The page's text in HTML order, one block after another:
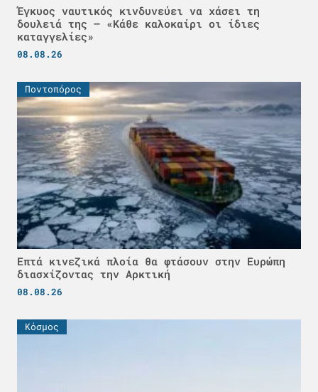
Έγκυος ναυτικός κινδυνεύει να χάσει τη
δουλειά της – «Κάθε καλοκαίρι οι ίδιες
καταγγελίες»
08.08.26
Ποντοπόρος
Επτά κινεζικά πλοία θα φτάσουν στην Ευρώπη
διασχίζοντας την Αρκτική
08.08.26
Κόσμος